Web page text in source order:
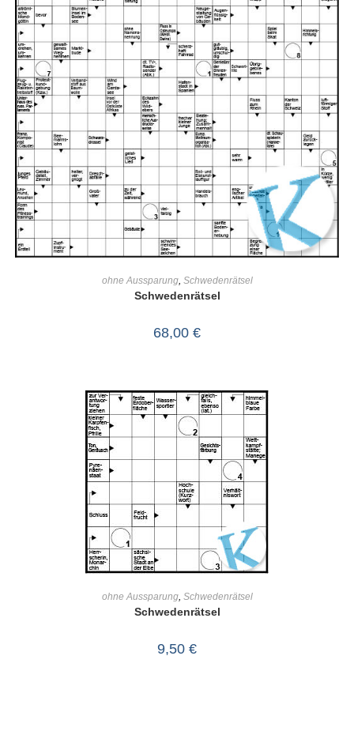
ohne Aussparung, Schwedenrätsel
Schwedenrätsel
68,00 €
ohne Aussparung, Schwedenrätsel
Schwedenrätsel
9,50 €